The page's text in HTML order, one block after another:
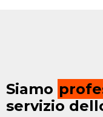
Siamo
servizio